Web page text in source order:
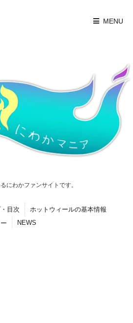
MENU
にわかファンサイトです。
目次
ホットウィールの基本情報
NEWS